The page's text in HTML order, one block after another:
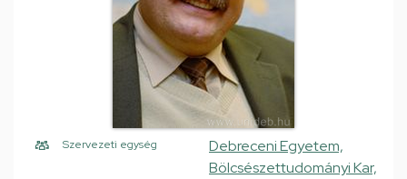
Szervezeti egység
Debreceni Egyetem,
Bölcsészettudományi Kar,